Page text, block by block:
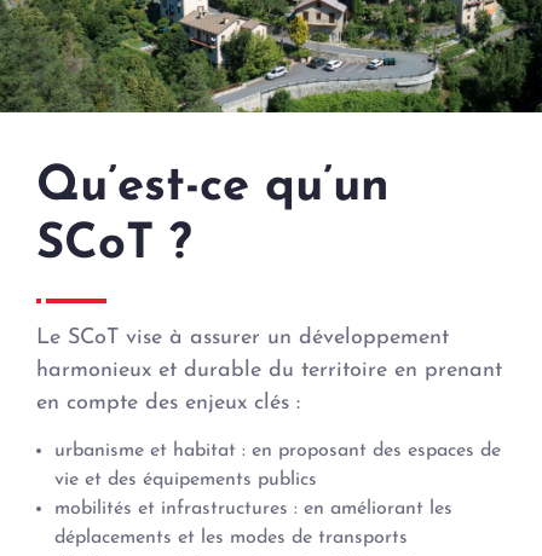
Qu’est-ce qu’un
SCoT ?
Le SCoT vise à assurer un développement
harmonieux et durable du territoire en prenant
en compte des enjeux clés :
urbanisme et habitat : en proposant des espaces de
vie et des équipements publics
mobilités et infrastructures : en améliorant les
déplacements et les modes de transports